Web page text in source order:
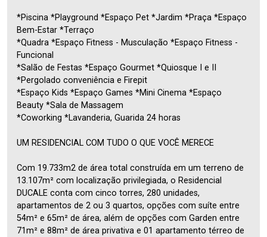
*Piscina *Playground *Espaço Pet *Jardim *Praça *Espaço
Bem-Estar *Terraço
*Quadra *Espaço Fitness - Musculação *Espaço Fitness -
Funcional
*Salão de Festas *Espaço Gourmet *Quiosque I e II
*Pergolado conveniência e Firepit
*Espaço Kids *Espaço Games *Mini Cinema *Espaço
Beauty *Sala de Massagem
*Coworking *Lavanderia, Guarida 24 horas
UM RESIDENCIAL COM TUDO O QUE VOCÊ MERECE
Com 19.733m2 de área total construída em um terreno de
13.107m² com localização privilegiada, o Residencial
DUCALE conta com cinco torres, 280 unidades,
apartamentos de 2 ou 3 quartos, opções com suíte entre
54m² e 65m² de área, além de opções com Garden entre
71m² e 88m² de área privativa e 01 apartamento térreo de